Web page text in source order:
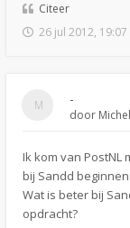
Citeer
26 jul 2012, 19:07
-
door
Ik kom van
bij Sandd beginnen.
Wat is beter bij
opdracht?